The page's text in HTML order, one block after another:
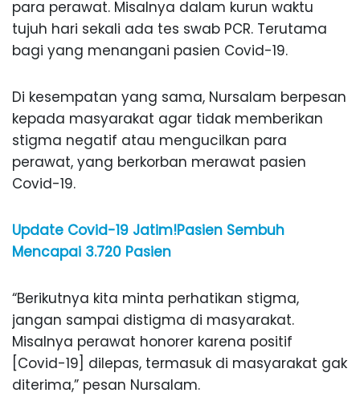
para perawat. Misalnya dalam kurun waktu
tujuh hari sekali ada tes swab PCR. Terutama
bagi yang menangani pasien Covid-19.
Di kesempatan yang sama, Nursalam berpesan
kepada masyarakat agar tidak memberikan
stigma negatif atau mengucilkan para
perawat, yang berkorban merawat pasien
Covid-19.
Update Covid-19 Jatim!Pasien Sembuh
Mencapai 3.720 Pasien
“Berikutnya kita minta perhatikan stigma,
jangan sampai distigma di masyarakat.
Misalnya perawat honorer karena positif
[Covid-19] dilepas, termasuk di masyarakat gak
diterima,” pesan Nursalam.